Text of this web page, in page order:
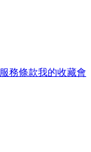
服務條款我的收藏會